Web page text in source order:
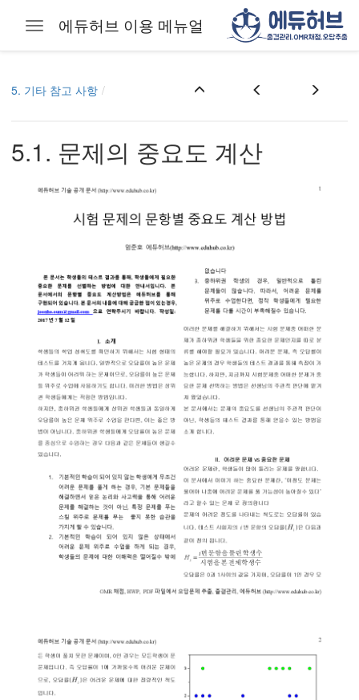
Toggle navigation
에듀허브 이용 메뉴얼
출입 확인
5. 기타 참고 사항
5.1. 문제의 중요도 계산